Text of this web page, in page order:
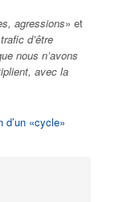
agressions» et
d’être
nous n’avons
avec la
«cycle»